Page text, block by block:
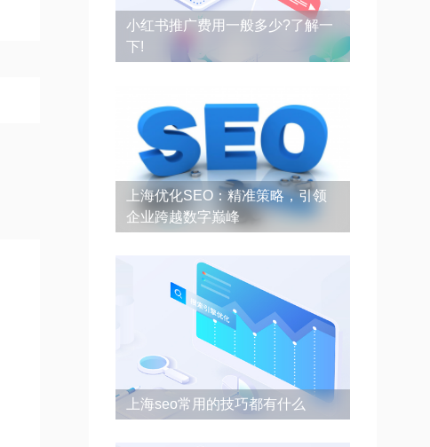
小红书推广费用一般多少?了解一
下!
上海优化SEO：精准策略，引领
企业跨越数字巅峰
上海seo常用的技巧都有什么